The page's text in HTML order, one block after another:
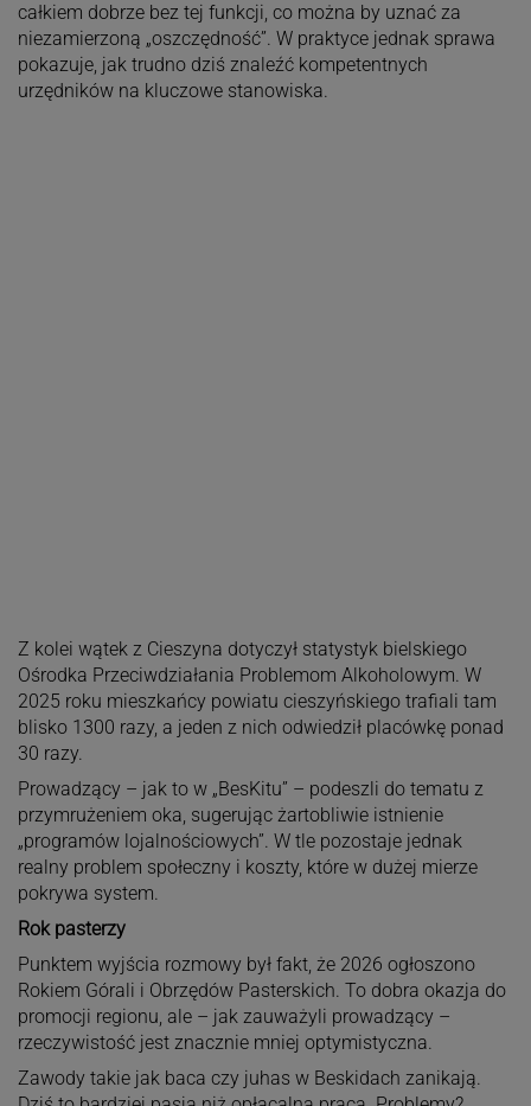
całkiem dobrze bez tej funkcji, co można by uznać za
niezamierzoną „oszczędność”. W praktyce jednak sprawa
pokazuje, jak trudno dziś znaleźć kompetentnych
urzędników na kluczowe stanowiska.
Z kolei wątek z Cieszyna dotyczył statystyk bielskiego
Ośrodka Przeciwdziałania Problemom Alkoholowym. W
2025 roku mieszkańcy powiatu cieszyńskiego trafiali tam
blisko 1300 razy, a jeden z nich odwiedził placówkę ponad
30 razy.
Prowadzący – jak to w „BesKitu” – podeszli do tematu z
przymrużeniem oka, sugerując żartobliwie istnienie
„programów lojalnościowych”. W tle pozostaje jednak
realny problem społeczny i koszty, które w dużej mierze
pokrywa system.
Rok pasterzy
Punktem wyjścia rozmowy był fakt, że 2026 ogłoszono
Rokiem Górali i Obrzędów Pasterskich. To dobra okazja do
promocji regionu, ale – jak zauważyli prowadzący –
rzeczywistość jest znacznie mniej optymistyczna.
Zawody takie jak baca czy juhas w Beskidach zanikają.